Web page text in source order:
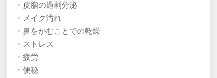
・皮脂の過剰分泌
・メイク汚れ
・鼻をかむことでの乾燥
・ストレス
・疲労
・便秘